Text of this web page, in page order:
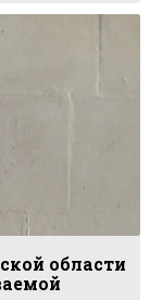
области